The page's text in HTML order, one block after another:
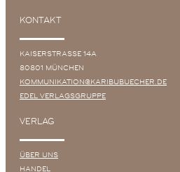
KONTAKT
KAISERSTRASSE 14A
80801 MÜNCHEN
KOMMUNIKATION@KARIBUBUECHER.DE
EDEL VERLAGSGRUPPE
VERLAG
ÜBER UNS
HANDEL